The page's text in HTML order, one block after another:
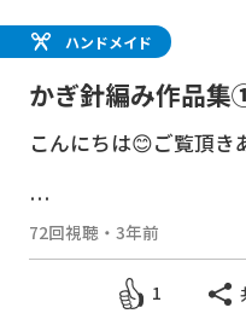
ハンドメイド
かぎ針編み作品
こんにちは😊ご覧頂き
---------------- 本
『カンタン＆かわいい
72回視聴 ・ 3年前
1